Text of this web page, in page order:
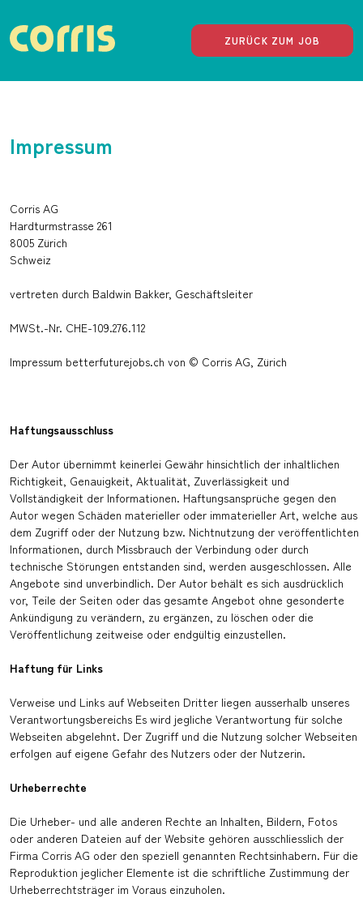
Inhalt
springen
ZURÜCK ZUM JOB
Impressum
Corris AG
Hardturmstrasse 261
8005 Zürich
Schweiz
vertreten durch Baldwin Bakker, Geschäftsleiter
MWSt.-Nr. CHE-109.276.112
Impressum betterfuturejobs.ch von © Corris AG, Zürich
Haftungsausschluss
Der Autor übernimmt keinerlei Gewähr hinsichtlich der inhaltlichen
Richtigkeit, Genauigkeit, Aktualität, Zuverlässigkeit und
Vollständigkeit der Informationen. Haftungsansprüche gegen den
Autor wegen Schäden materieller oder immaterieller Art, welche aus
dem Zugriff oder der Nutzung bzw. Nichtnutzung der veröffentlichten
Informationen, durch Missbrauch der Verbindung oder durch
technische Störungen entstanden sind, werden ausgeschlossen. Alle
Angebote sind unverbindlich. Der Autor behält es sich ausdrücklich
vor, Teile der Seiten oder das gesamte Angebot ohne gesonderte
Ankündigung zu verändern, zu ergänzen, zu löschen oder die
Veröffentlichung zeitweise oder endgültig einzustellen.
Haftung für Links
Verweise und Links auf Webseiten Dritter liegen ausserhalb unseres
Verantwortungsbereichs Es wird jegliche Verantwortung für solche
Webseiten abgelehnt. Der Zugriff und die Nutzung solcher Webseiten
erfolgen auf eigene Gefahr des Nutzers oder der Nutzerin.
Urheberrechte
Die Urheber- und alle anderen Rechte an Inhalten, Bildern, Fotos
oder anderen Dateien auf der Website gehören ausschliesslich der
Firma Corris AG oder den speziell genannten Rechtsinhabern. Für die
Reproduktion jeglicher Elemente ist die schriftliche Zustimmung der
Urheberrechtsträger im Voraus einzuholen.